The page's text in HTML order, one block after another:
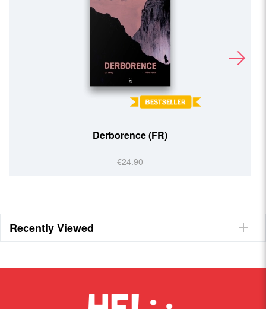
Derborence (FR)
€24.90
Recently Viewed